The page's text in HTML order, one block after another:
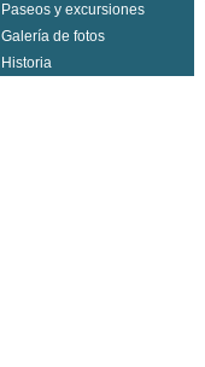
Paseos y excursiones
Galería de fotos
Historia